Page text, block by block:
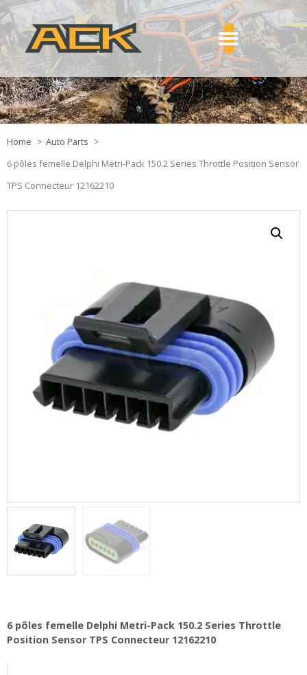
Home
Auto Parts
6 pôles femelle Delphi Metri-Pack 150.2 Series Throttle Position Sensor
TPS Connecteur 12162210
6 pôles femelle Delphi Metri-Pack 150.2 Series Throttle
Position Sensor TPS Connecteur 12162210